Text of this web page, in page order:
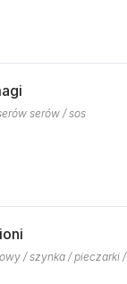
serów / sos
/ szynka / pieczarki /